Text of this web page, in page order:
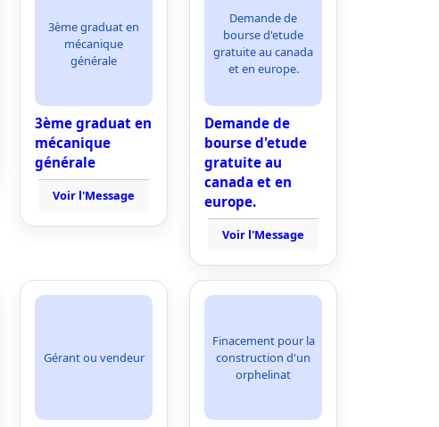
3ème graduat en
mécanique
générale
3ème graduat en
mécanique
générale
Voir l'Message
Demande de
bourse d'etude
gratuite au canada
et en europe.
Demande de
bourse d'etude
gratuite au
canada et en
europe.
Voir l'Message
Gérant ou vendeur
Finacement pour la
construction d'un
orphelinat